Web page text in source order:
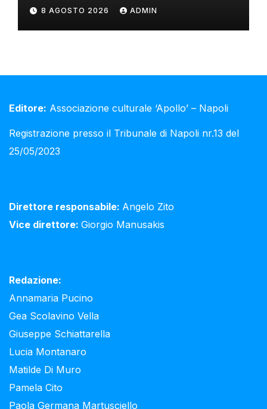
8 AGOSTO 2026 ADMIN
Editore: Associazione culturale ‘Apollo’ – Napoli
Registrazione presso il Tribunale di Napoli nr.13 del
25/05/2023
Direttore responsabile: Angelo Zito
Vice direttore: Giorgio Manusakis
Redazione:
Annamaria Pucino
Gea Scolavino Vella
Giuseppe Schiattarella
Lucia Montanaro
Matilde Di Muro
Pamela Cito
Paola Germana Martusciello